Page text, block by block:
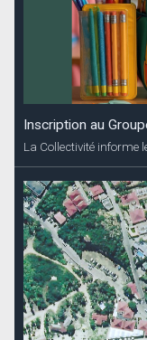
Inscription au
La Collectivité informe